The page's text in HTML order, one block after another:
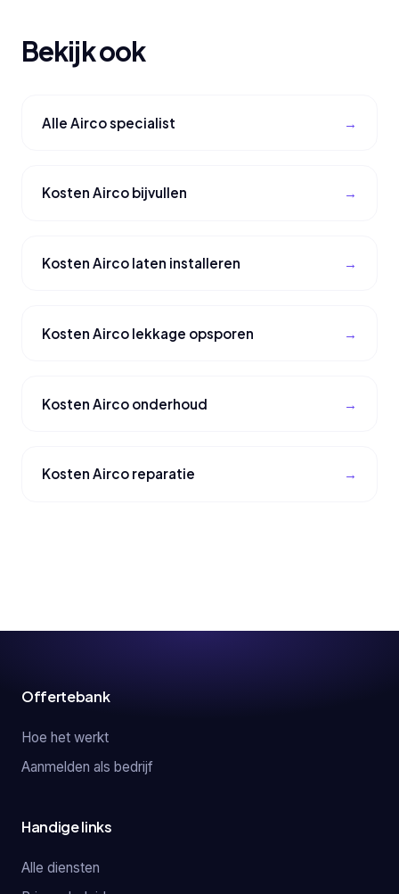
Bekijk ook
Alle Airco specialist
Kosten Airco bijvullen
Kosten Airco laten installeren
Kosten Airco lekkage opsporen
Kosten Airco onderhoud
Kosten Airco reparatie
Offertebank
Hoe het werkt
Aanmelden als bedrijf
Handige links
Alle diensten